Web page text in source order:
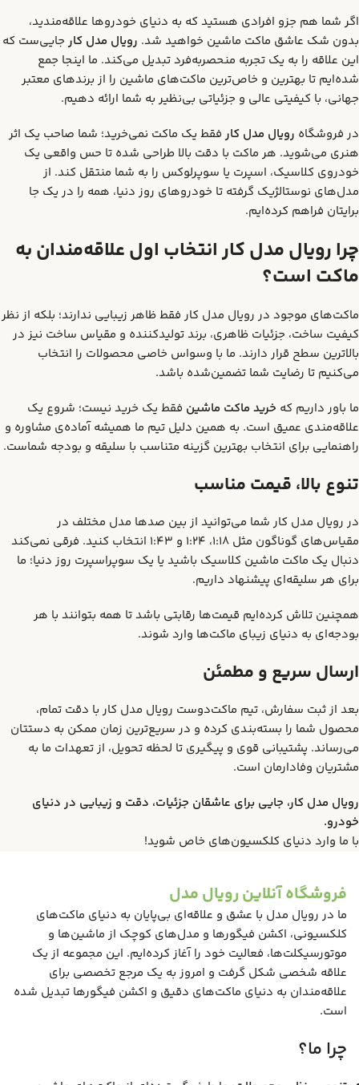
اگر شما هم جزو افرادی هستید که به دنیای خودروها علاقه‌مندید،
بدون شک عاشق ماکت ماشین خواهید شد. رویال مدل کار جایی‌ست که
این علاقه را به یک تجربه منحصربه‌فرد تبدیل می‌کند. ما اینجا جمع
شده‌ایم تا بهترین و خاص‌ترین ماکت‌های ماشین را از برندهای معتبر
جهانی، با کیفیتی عالی و جزئیاتی بی‌نظیر به شما ارائه دهیم.
در فروشگاه رویال مدل کار فقط یک ماکت نمی‌خرید؛ شما صاحب یک اثر
هنری می‌شوید. هر ماکت با دقت بالا طراحی شده تا حس واقعی یک
خودروی کلاسیک، اسپرت یا سوپرلوکس را به شما منتقل کند. از
مدل‌های نوستالژیک گرفته تا خودروهای روز دنیا، همه را در یک جا
برایتان فراهم کرده‌ایم.
چرا رویال مدل کار انتخاب اول علاقه‌مندان به
ماکت است؟
ماکت‌های موجود در رویال مدل کار فقط ظاهر زیبایی ندارند؛ بلکه از نظر
کیفیت ساخت، جزئیات ظاهری، برند تولیدکننده و مقیاس ساخت نیز در
بالاترین سطح قرار دارند. ما با وسواس خاصی محصولات را انتخاب
می‌کنیم تا رضایت شما تضمین‌شده باشد.
ما باور داریم که خرید ماکت ماشین فقط یک خرید نیست؛ شروع یک
علاقه‌مندی عمیق است. به همین دلیل تیم ما همیشه آماده‌ی مشاوره و
راهنمایی برای انتخاب بهترین گزینه متناسب با سلیقه و بودجه شماست.
تنوع بالا، قیمت مناسب
در رویال مدل کار شما می‌توانید از بین صدها مدل مختلف در
مقیاس‌های گوناگون مثل 1:18، 1:24 و 1:43 انتخاب کنید. فرقی نمی‌کند
دنبال یک ماکت ماشین کلاسیک باشید یا یک سوپراسپرت روز دنیا؛ ما
برای هر سلیقه‌ای پیشنهاد داریم.
همچنین تلاش کرده‌ایم قیمت‌ها رقابتی باشد تا همه بتوانند با هر
بودجه‌ای به دنیای زیبای ماکت‌ها وارد شوند.
ارسال سریع و مطمئن
بعد از ثبت سفارش، تیم ماکت‌دوست رویال مدل کار با دقت تمام،
محصول شما را بسته‌بندی کرده و در سریع‌ترین زمان ممکن به دستتان
می‌رساند. پشتیبانی قوی و پیگیری تا لحظه تحویل، از تعهدات ما به
مشتریان وفادارمان است.
رویال مدل کار، جایی برای عاشقان جزئیات، دقت و زیبایی در دنیای
خودرو.
با ما وارد دنیای کلکسیون‌های خاص شوید!
فروشگاه آنلاین رویال مدل
ما در رویال مدل با عشق و علاقه‌ای بی‌پایان به دنیای ماکت‌های
کلکسیونی، اکشن فیگورها و مدل‌های کوچک از ماشین‌ها و
موتورسیکلت‌ها، فعالیت خود را آغاز کرده‌ایم. این مجموعه از یک
علاقه شخصی شکل گرفت و امروز به یک مرجع تخصصی برای
علاقه‌مندان به دنیای ماکت‌های دقیق و اکشن فیگورها تبدیل شده
است.
چرا ما؟